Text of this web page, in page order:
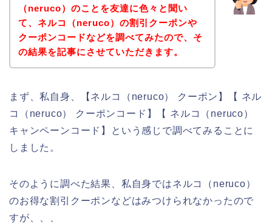
（neruco）のことを友達に色々と聞い
て、ネルコ（neruco）の割引クーポンや
クーポンコードなどを調べてみたので、そ
の結果を記事にさせていただきます。
まず、私自身、【ネルコ（neruco） クーポン】【 ネル
コ（neruco） クーポンコード】【 ネルコ（neruco）
キャンペーンコード】という感じで調べてみることに
しました。
そのように調べた結果、私自身ではネルコ（neruco）
のお得な割引クーポンなどはみつけられなかったので
すが、、、